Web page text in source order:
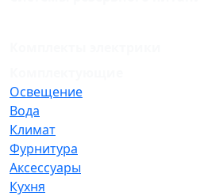
Освещение
Вода
Климат
Фурнитура
Аксессуары
Кухня